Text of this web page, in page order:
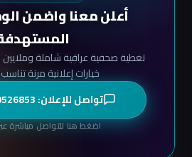
أعلن معنا واضمن
تغطية صحفية عراقية شاملة
خيارات إعلانية مرنة
تواصل للإعلان: 009647700526853
اضغط هنا للتواصل مباشرة